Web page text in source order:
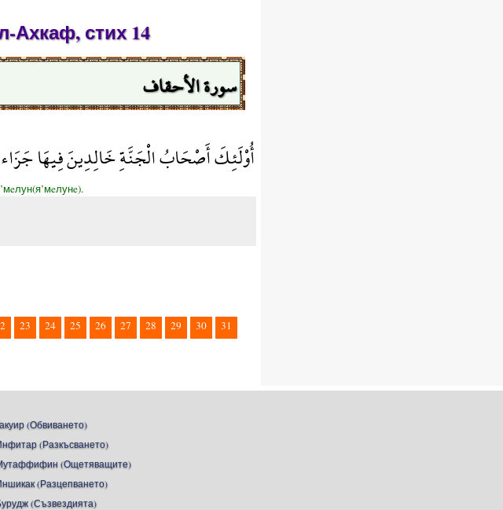
Ахкаф, стих 14
سورة الأحقاف
أُوْلَئِكَ أَصْحَابُ الْجَنَّةِ خَالِدِينَ فِيهَا جَزَاء
23 24 25 26 27 28 29 30
31
(Обвиването)
(Разкъсването)
(Ощетяващите)
(Разцепването)
(Съзвездията)